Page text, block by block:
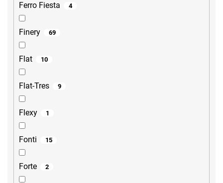
Ferro Fiesta 4
Finery 69
Flat 10
Flat-Tres 9
Flexy 1
Fonti 15
Forte 2